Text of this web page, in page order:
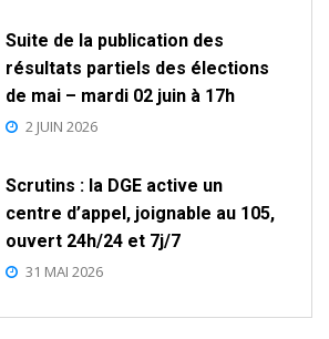
Suite de la publication des
résultats partiels des élections
de mai – mardi 02 juin à 17h
2 JUIN 2026
Scrutins : la DGE active un
centre d’appel, joignable au 105,
ouvert 24h/24 et 7j/7
31 MAI 2026